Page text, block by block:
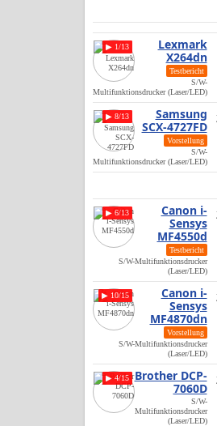
▶ 1/13
Lexmark
X264dn
Testbericht
S/W-
Multifunktionsdrucker (Laser/LED)
▶ 8/13
Samsung
SCX-4727FD
Vorstellung
S/W-
Multifunktionsdrucker (Laser/LED)
▶ 6/13
Canon i-
Sensys
MF4550d
Testbericht
S/W-Multifunktionsdrucker
(Laser/LED)
▶ 10/15
Canon i-
Sensys
MF4870dn
Vorstellung
S/W-Multifunktionsdrucker
(Laser/LED)
▶ 4/15
Brother DCP-
7060D
S/W-
Multifunktionsdrucker
(Laser/LED)